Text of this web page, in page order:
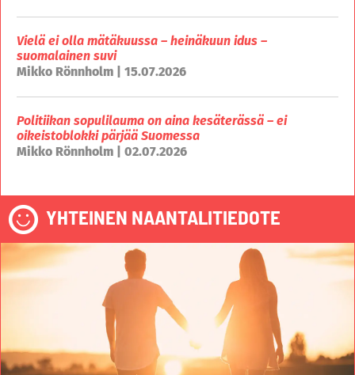
Vielä ei olla mätäkuussa – heinäkuun idus –
suomalainen suvi
Mikko Rönnholm | 15.07.2026
Politiikan sopulilauma on aina kesäterässä – ei
oikeistoblokki pärjää Suomessa
Mikko Rönnholm | 02.07.2026
YHTEINEN NAANTALITIEDOTE